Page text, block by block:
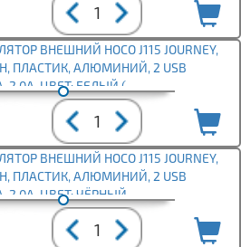
ВНЕШНИЙ HOCO J115 JOURNEY,
ПЛАСТИК, АЛЮМИНИЙ, 2 USB
2.0А, ЦВЕТ: БЕЛЫЙ (
ВНЕШНИЙ HOCO J115 JOURNEY,
ПЛАСТИК, АЛЮМИНИЙ, 2 USB
2.0А, ЦВЕТ: ЧЁРНЫЙ